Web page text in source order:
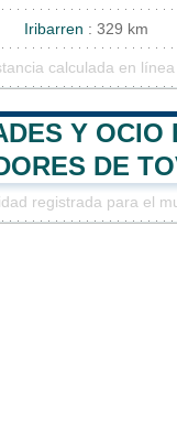
Iribarren : 329 km
calculada en
Y OCIO
DE
registrada para el